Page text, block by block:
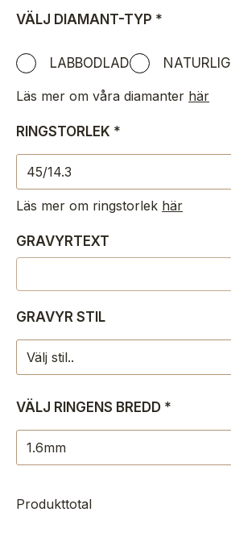
VÄLJ DIAMANT-TYP *
LABBODLAD NATURLIG
Läs mer om våra diamanter här
RINGSTORLEK *
Läs mer om ringstorlek här
GRAVYRTEXT
GRAVYR STIL
VÄLJ RINGENS BREDD *
Produkttotal